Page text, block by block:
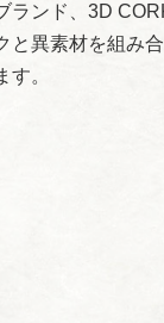
ンド、3D
と異素材を組み
。